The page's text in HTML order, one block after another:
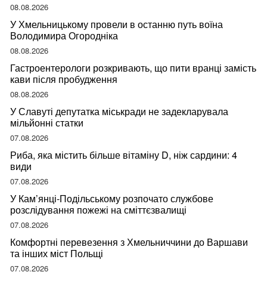
08.08.2026
У Хмельницькому провели в останню путь воїна
Володимира Огородніка
08.08.2026
Гастроентерологи розкривають, що пити вранці замість
кави після пробудження
08.08.2026
У Славуті депутатка міськради не задекларувала
мільйонні статки
07.08.2026
Риба, яка містить більше вітаміну D, ніж сардини: 4
види
07.08.2026
У Кам’янці-Подільському розпочато службове
розслідування пожежі на сміттєзвалищі
07.08.2026
Комфортні перевезення з Хмельниччини до Варшави
та інших міст Польщі
07.08.2026